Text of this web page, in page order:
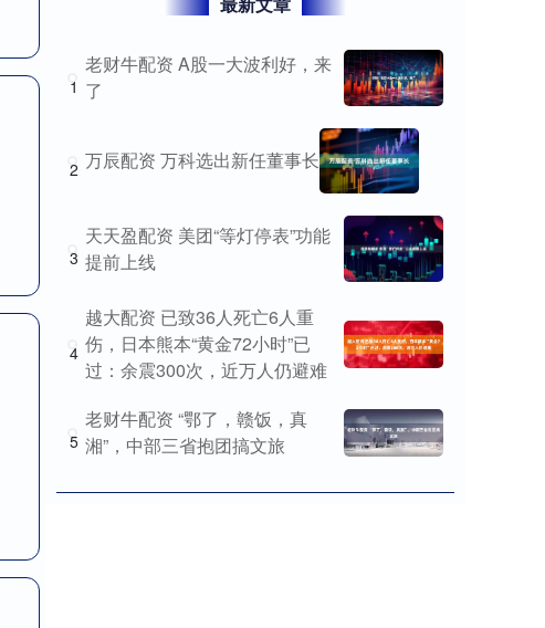
1
老财牛配资 A股一大波利好，来
了
2 万辰配资 万科选出新任董事长
3
天天盈配资 美团“等灯停表”功能
提前上线
4
越大配资 已致36人死亡6人重
伤，日本熊本“黄金72小时”已
过：余震300次，近万人仍避难
5
老财牛配资 “鄂了，赣饭，真
湘”，中部三省抱团搞文旅